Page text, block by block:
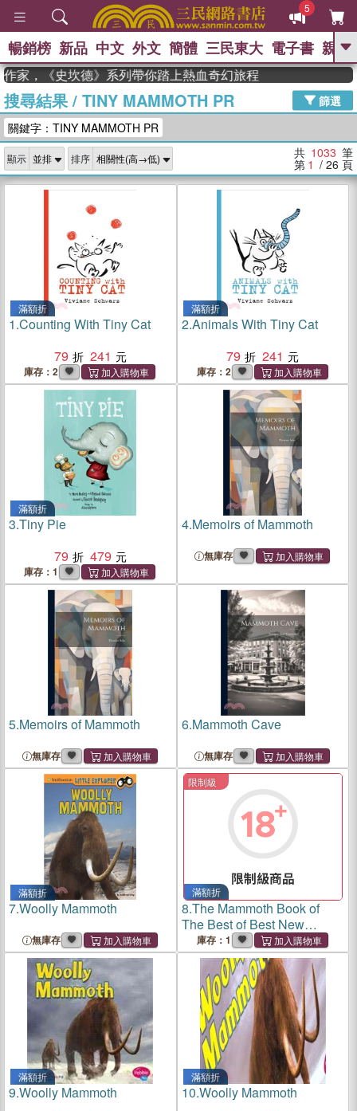
5
GO
熱搜： 東野圭吾 The Odyssey 、
父親節 、 如果歷史是一群喵 、 暑期
推薦
念華 、 台灣的李登輝時代 、 數學女
孩：黎曼猜想
偉大的迷走神經
暢銷榜 新品 中文 外文 簡體 三民東大 電子書 親子
《史坎德》系列帶你踏上熱血奇幻旅程
搜尋結果/ TINY MAMMOTH PR
篩選
關鍵字：TINY MAMMOTH PR
顯示 排序 共 1033 筆
第 1 / 26 頁
滿額折
1.Counting With Tiny Cat
79
241
庫存：2
滿額折
2.Animals With Tiny Cat
79
241
庫存：2
滿額折
3.Tiny Pie
79
479
庫存：1
4.Memoirs of Mammoth
無庫存
5.Memoirs of Mammoth
無庫存
6.Mammoth Cave
無庫存
滿額折
7.Woolly Mammoth
無庫存
限制級
滿額折
8.The Mammoth Book of
The Best of Best New
Erotica
庫存：1
滿額折
9.Woolly Mammoth
滿額折
10.Woolly Mammoth